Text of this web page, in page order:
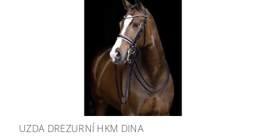
UZDA DREZURNÍ HKM DINA